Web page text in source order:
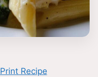
Print Recipe